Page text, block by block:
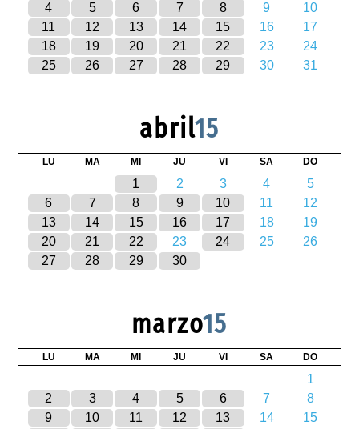
4
5 6 7 8 9
10
11
12 13 14 15 16
17
18
19 20 21 22 23
24
25
26 27 28 29 30 31
abril15
LU MA MI JU VI SA DO
1 2 3 4
5
6
7 8 9 10 11
12
13
14 15 16 17 18
19
20
21 22 23 24 25
26
27
28 29 30
marzo15
LU MA MI JU VI SA DO
1
2
3 4 5 6 7
8
9
10 11 12 13 14
15